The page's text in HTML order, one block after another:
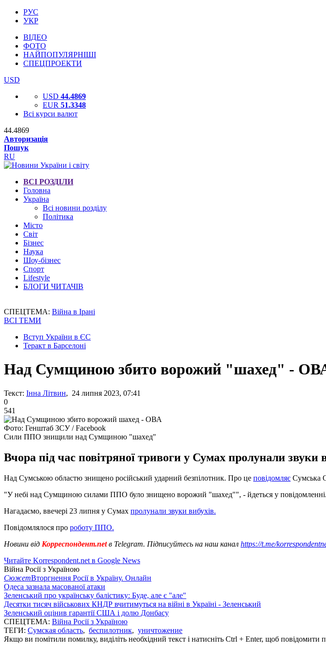
РУС
УКР
ВІДЕО
ФОТО
НАЙПОПУЛЯРНІШІ
СПЕЦПРОЕКТИ
USD
USD 44.4869
EUR 51.3348
Всі курси валют
44.4869
Авторизація
Пошук
RU
ВСІ РОЗДІЛИ
Головна
Україна
Всі новини розділу
Політика
Місто
Світ
Бізнес
Наука
Шоу-бізнес
Спорт
Lifestyle
БЛОГИ ЧИТАЧІВ
СПЕЦТЕМА: Війна в Ірані
ВСІ ТЕМИ
Вступ України в ЄС
Теракт в Барселоні
Над Сумщиною збито ворожий "шахед" -
Текст: Інна Літвин, 24 липня 2023, 07:41
0
541
Фото: Генштаб ЗСУ / Facebook
Сили ППО знищили над Сумщиною "шахед"
Вчора під час повітряної тривоги у Сумах пролунали
Над Сумською областю знищено російський ударний безпілотник. Про це повідомляє Сумська
"У небі над Сумщиною силами ППО було знищено ворожий "шахед"", - йдеться у повідомленні.
Нагадаємо, ввечері 23 липня у Сумах пролунали звуки вибухів.
Повідомлялося про роботу ППО.
Новини від Корреспондент.netв Telegram. Підписуйтесь на наш канал https://t.me/
Читайте Korrespondent.net в Google News
Війна Росії з Україною
СюжетВторгнення Росії в Україну. Онлайн
Одеса зазнала масованої атаки
Зеленський про українську балістику: Буде, але є "але"
Десятки тисяч військових КНДР вчитимуться на війні в Україні - Зеленський
Зеленський оцінив гарантії США і долю Донбасу
СПЕЦТЕМА: Війна Росії з Україною
ТЕГИ: Сумская область, беспилотник, уничтожение
Якщо ви помітили помилку, виділіть необхідний текст і натисніть Ctrl + Enter, щоб повідомити